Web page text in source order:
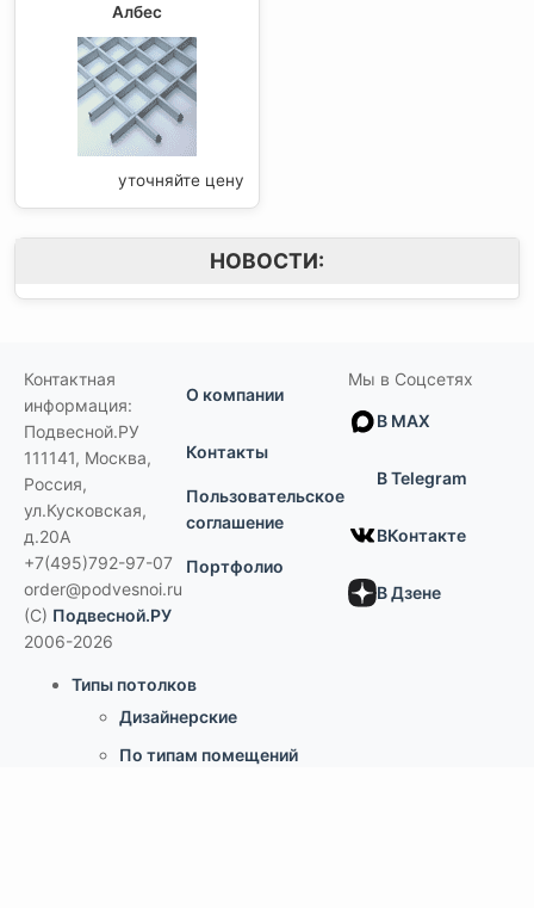
Албес
уточняйте цену
НОВОСТИ:
Контактная
информация:
Подвесной.РУ
111141, Москва,
Россия,
ул.Кусковская,
д.20А
+7(495)792-97-07
order@podvesnoi.ru
(C) Подвесной.РУ
2006-2026
О компании
Контакты
Пользовательское
соглашение
Портфолио
Мы в Соцсетях
В MAX
В Telegram
ВКонтакте
В Дзене
Типы потолков
Дизайнерские
По типам помещений